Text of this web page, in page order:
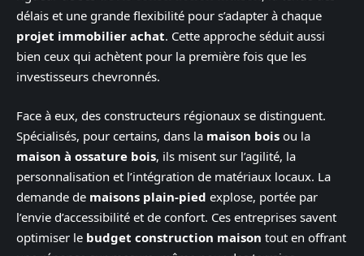
délais et une grande flexibilité pour s’adapter à chaque
projet immobilier achat. Cette approche séduit aussi
bien ceux qui achètent pour la première fois que les
investisseurs chevronnés.
Face à eux, des constructeurs régionaux se distinguent.
Spécialisés, pour certains, dans la maison bois ou la
maison à ossature bois, ils misent sur l’agilité, la
personnalisation et l’intégration de matériaux locaux. La
demande de maisons plain-pied explose, portée par
l’envie d’accessibilité et de confort. Ces entreprises savent
optimiser le budget construction maison tout en offrant